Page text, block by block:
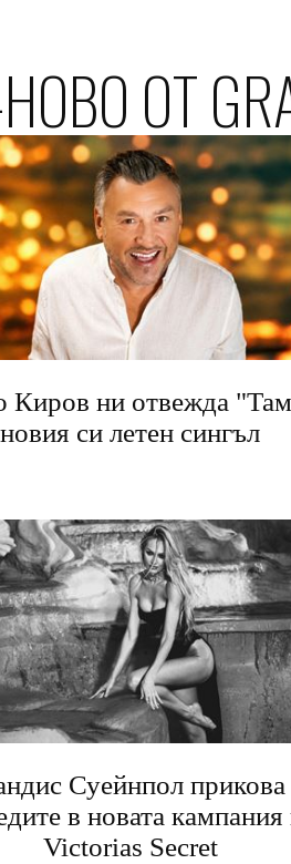
ОТ
ни отвежда
новия си летен сингъл
Суейнпол прикова
в новата кампания
Victorias Secret